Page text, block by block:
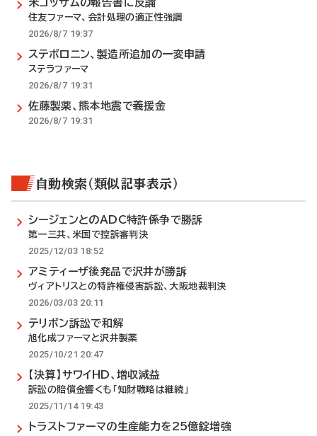
米ゴッサムの報告書に反論
住友ファーマ、会計処理の適正性強調
2026/8/7 19:37
ステボロニン、製造所追加の一変申請
ステラファーマ
2026/8/7 19:31
佐藤製薬、熊本地震で義援金
2026/8/7 19:31
自動検索（類似記事表示）
シージェンとのADC特許係争で勝訴
第一三共、米国で控訴審判決
2025/12/03 18:52
アミティーザ後発品で沢井が勝訴
ヴィアトリスとの特許権侵害訴訟、大阪地裁判決
2026/03/03 20:11
テリボン訴訟で和解
旭化成ファーマと沢井製薬
2025/10/21 20:47
【決算】サワイHD、増収減益
訴訟の賠償金響くも「知財戦略は継続」
2025/11/14 19:43
トラストファーマの生産能力を25億錠増強